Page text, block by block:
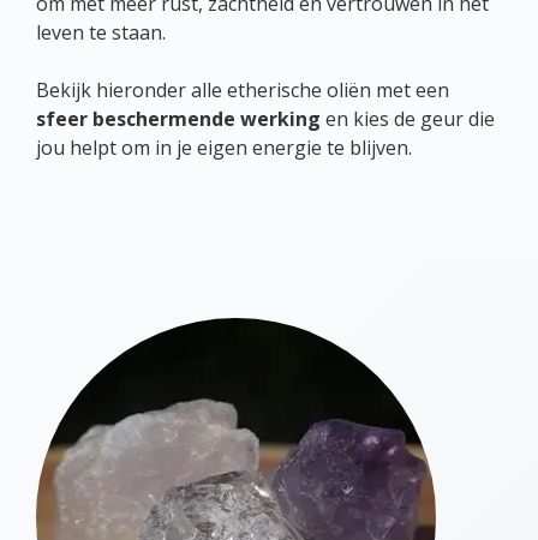
leven te staan.
Bekijk hieronder alle etherische oliën met een
sfeer beschermende werking en kies de geur die
jou helpt om in je eigen energie te blijven.